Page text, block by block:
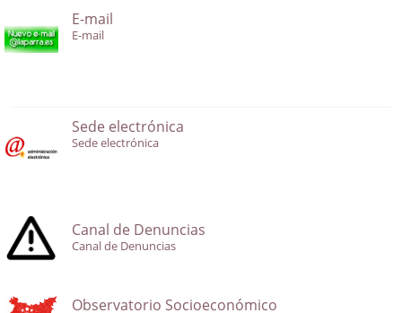
E-mail
E-mail
Sede electrónica
Sede electrónica
Canal de Denuncias
Canal de Denuncias
Observatorio Socioeconómico